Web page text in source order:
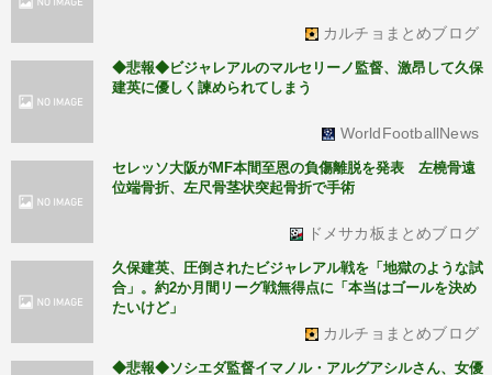
カルチョまとめブログ
◆悲報◆ビジャレアルのマルセリーノ監督、激昂して久保
建英に優しく諫められてしまう
WorldFootballNews
セレッソ大阪がMF本間至恩の負傷離脱を発表 左橈骨遠
位端骨折、左尺骨茎状突起骨折で手術
ドメサカ板まとめブログ
久保建英、圧倒されたビジャレアル戦を「地獄のような試
合」。約2か月間リーグ戦無得点に「本当はゴールを決め
たいけど」
カルチョまとめブログ
◆悲報◆ソシエダ監督イマノル・アルグアシルさん、女優